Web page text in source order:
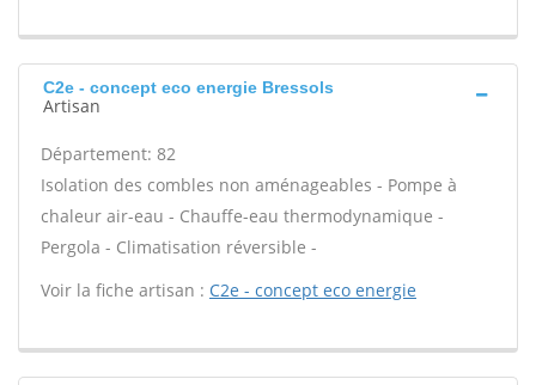
C2e - concept eco energie Bressols
Artisan
Département: 82
Isolation des combles non aménageables - Pompe à
chaleur air-eau - Chauffe-eau thermodynamique -
Pergola - Climatisation réversible -
Voir la fiche artisan : C2e - concept eco energie